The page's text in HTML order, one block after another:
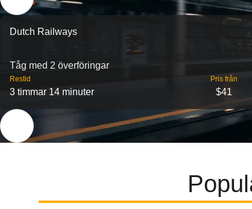
Dutch Railways
Tåg med 2 överföringar
Restid
3 timmar 14 minuter
Pris från
$41